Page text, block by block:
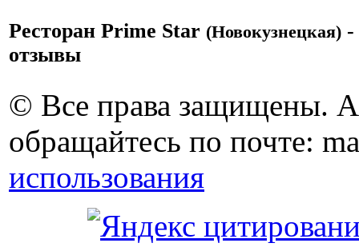
Ресторан Prime Star (Новокузнецкая) -
отзывы
© Все права защищены.
обращайтесь по почте:
использования